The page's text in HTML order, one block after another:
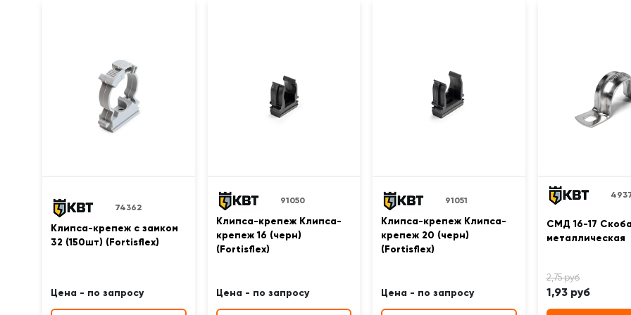
74362
Клипса-крепеж с замком
32 (150шт) (Fortisflex)
Цена - по запросу
91050
Клипса-крепеж Клипса-
крепеж 16 (черн)
(Fortisflex)
Цена - по запросу
91051
Клипса-крепеж Клипса-
крепеж 20 (черн)
(Fortisflex)
Цена - по запросу
СМД 16-17
металлическая
1,93 руб